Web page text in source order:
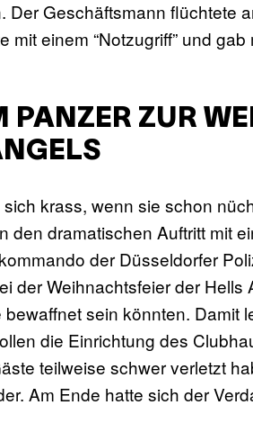
Der Geschäftsmann flüchtete
mit einem “Notzugriff” und
PANZER ZUR
krass, wenn sie schon
den dramatischen Auftritt mit
der Düsseldorfer
der Weihnachtsfeier der
sein könnten. Damit
die Einrichtung des
teilweise schwer verletzt
Am Ende hatte sich der